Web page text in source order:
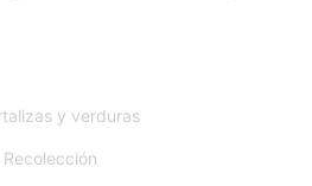
y verduras
Recolección